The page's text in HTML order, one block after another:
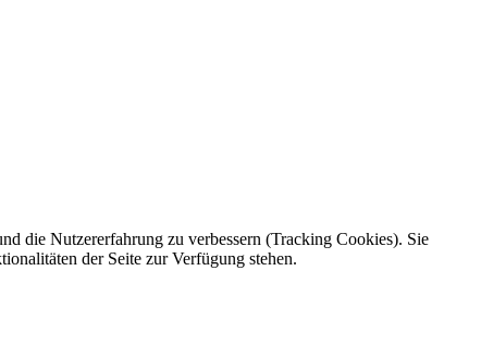
die Nutzererfahrung zu verbessern (Tracking Cookies). Sie
der Seite zur Verfügung stehen.